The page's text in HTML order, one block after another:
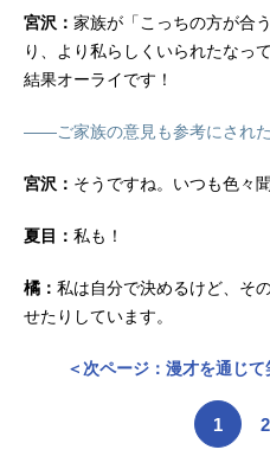
宮沢： 家族が「こっちの方が合
り、より私らしくいられたなっ
結果オーライです！
――ご家族の意見も参考にされた
宮沢： そうですね。いつも色々
夏目： 私も！
橘： 私は自分で決めるけど、そ
せたりしています。
＜次ページ：漫才を通じ
1 2